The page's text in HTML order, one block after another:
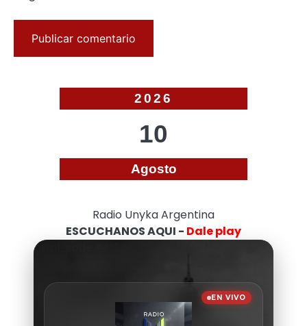
2026
10
Agosto
Radio Unyka Argentina
ESCUCHANOS AQUI - Dale play